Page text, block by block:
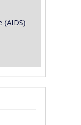
(AIDS)